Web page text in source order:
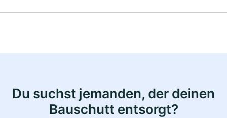
Du suchst jemanden, der deinen
Bauschutt entsorgt?